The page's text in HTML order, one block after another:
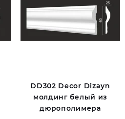
DD302 Decor Dizayn
молдинг белый из
дюрополимера